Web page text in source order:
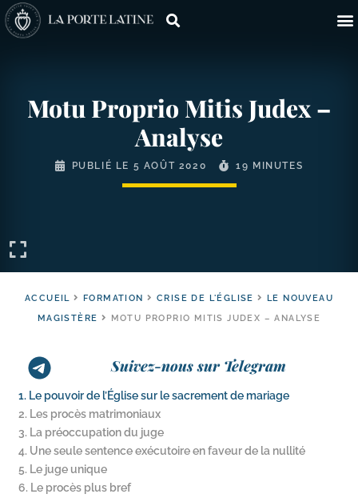
Motu Proprio Mitis Judex –
Analyse
PUBLIÉ LE 5 AOÛT 2020 19 MINUTES
ACCUEIL FORMATION CRISE DE L'ÉGLISE
LE NOUVEAU
MAGISTÈRE
MOTU PROPRIO MITIS JUDEX – ANALYSE
Suivez-nous sur Telegram
1. Le pouvoir de l’Église sur le sacrement de mariage
2. Les procès matrimoniaux
3. La préoccupation du juge
4. Une seule sentence exécutoire en faveur de la nullité
5. Le juge unique
6. Le procès plus bref